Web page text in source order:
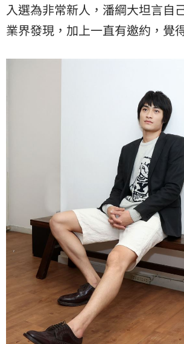
入選為非常新人，潘綱大坦言自
業界發現，加上一直有邀約，覺